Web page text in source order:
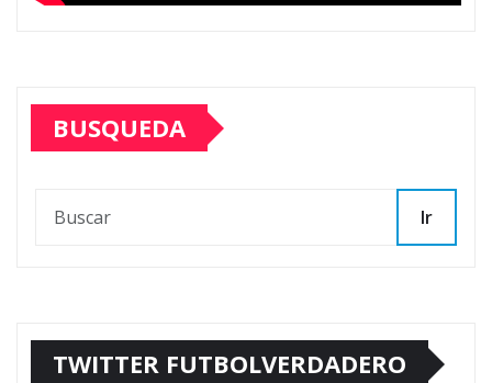
BUSQUEDA
Ir
TWITTER FUTBOLVERDADERO